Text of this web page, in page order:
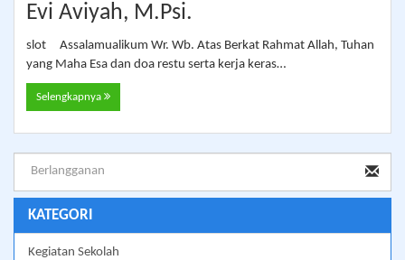
Evi Aviyah, M.Psi.
slot Assalamualikum Wr. Wb. Atas Berkat Rahmat Allah, Tuhan
yang Maha Esa dan doa restu serta kerja keras…
Selengkapnya
KATEGORI
Kegiatan Sekolah